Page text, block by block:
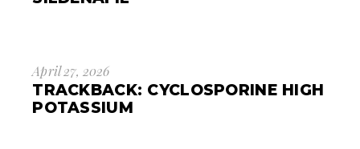
April 27, 2026
TRACKBACK: CYCLOSPORINE HIGH
POTASSIUM